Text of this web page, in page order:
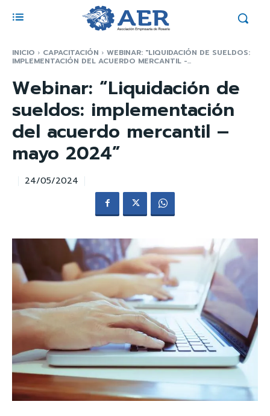
INICIO CAPACITACIÓN WEBINAR: "LIQUIDACIÓN DE SUELDOS:
IMPLEMENTACIÓN DEL ACUERDO MERCANTIL -...
Webinar: “Liquidación de
sueldos: implementación
del acuerdo mercantil –
mayo 2024”
24/05/2024